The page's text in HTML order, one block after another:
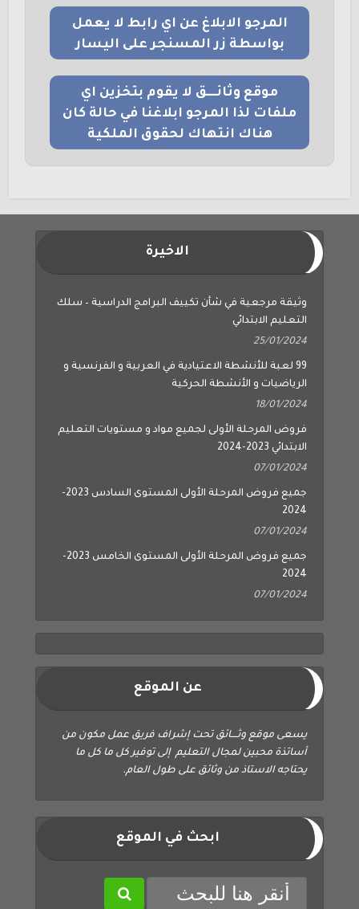
المرجو الابلاغ عن اي رابط لا يعمل
بواسطة زر المسنجر على اليسار
موقع وثائــــق لا يقوم بتخزين اي
ملفات لذا المرجو ابلاغنا في حالة كان
هناك انتهاك لحقوق الملكية
التعليم الابتدائي
25/01/2024
الرياضيات و الأنشطة الحركية
الابتدائي 2023-2024
07/01/2024
2024
2024
أساتذة محبين لمجال التعليم إلى توفير كل ما كل ما
يحتاجه الاستاذ من وثائق على طول العام.